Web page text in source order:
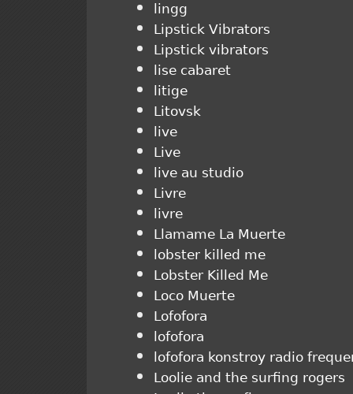
lingg
Lipstick Vibrators
Lipstick vibrators
lise cabaret
litige
Litovsk
live
Live
live au studio
Livre
livre
Llamame La Muerte
lobster killed me
Lobster Killed Me
Loco Muerte
Lofofora
lofofora
lofofora konstroy radio
Loolie and the surfing rogers